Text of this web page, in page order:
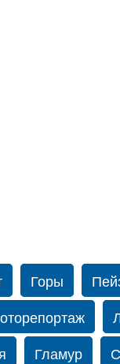
Горы
Гламур